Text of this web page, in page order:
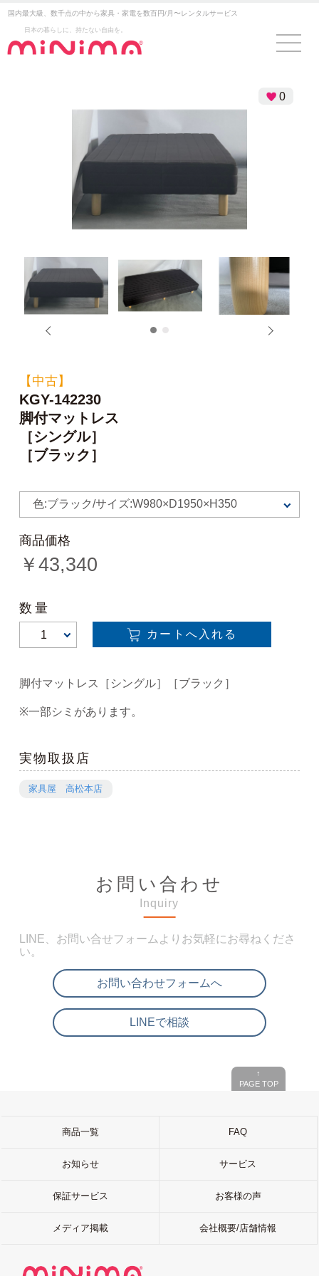
国内最大級、数千点の中から家具・家電を数百円/月〜レンタルサービス
日本の暮らしに、持たない自由を。
0
1 2
【中古】
KGY-142230
脚付マットレス
［シングル］
［ブラック］
色:ブラック/サイズ:W980×D1950×H350
商品価格
￥ 43,340
数量
1 カートへ入れる
脚付マットレス［シングル］［ブラック］
※一部シミがあります。
実物取扱店
家具屋 高松本店
お問い合わせ
Inquiry
LINE、お問い合せフォームよりお気軽にお尋ねくださ
い。
お問い合わせフォームへ
LINEで相談
↑
PAGE TOP
商品一覧 FAQ
お知らせ サービス
保証サービス お客様の声
メディア掲載 会社概要/店舗情報